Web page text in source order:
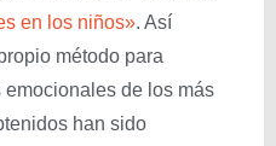
en los niños». Así
método para
de los más
han sido